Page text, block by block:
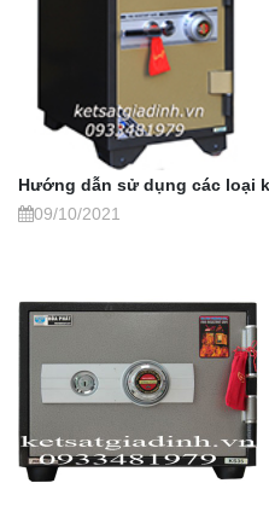
Hướng dẫn sử dụng các loại
09/10/2021